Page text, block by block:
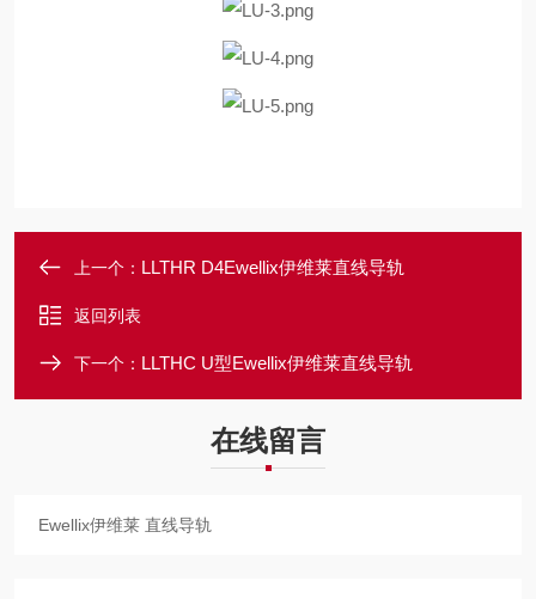
上一个： LLTHR D4Ewellix伊维莱直线导轨
返回列表
下一个： LLTHC U型Ewellix伊维莱直线导轨
在线留言